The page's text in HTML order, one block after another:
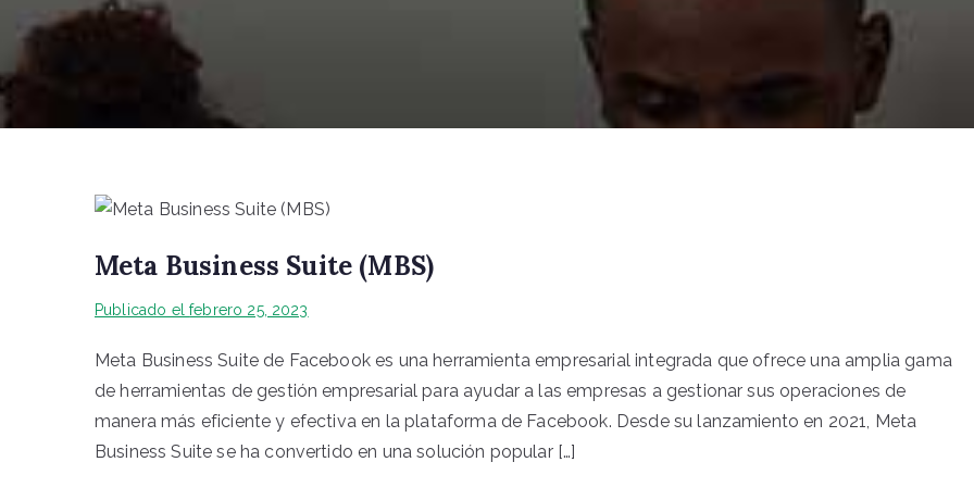
Meta Business Suite (MBS)
Publicado elfebrero 25, 2023
Meta Business Suite de Facebook es una herramienta empresarial integrada que ofrece una amplia gama
de herramientas de gestión empresarial para ayudar a las empresas a gestionar sus operaciones de
manera más eficiente y efectiva en la plataforma de Facebook. Desde su lanzamiento en 2021, Meta
Business Suite se ha convertido en una solución popular […]